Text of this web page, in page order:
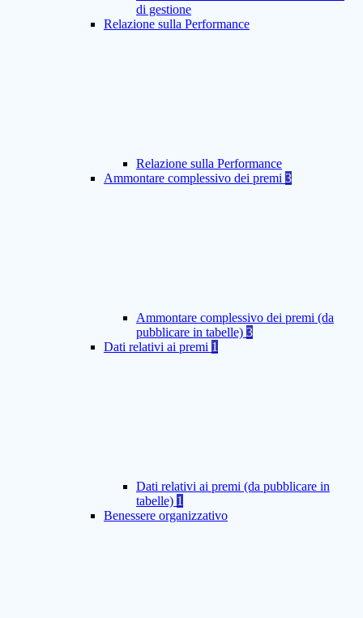
di gestione
Relazione sulla Performance
Relazione sulla Performance
Ammontare complessivo dei premi 3
Ammontare complessivo dei premi (da
pubblicare in tabelle) 3
Dati relativi ai premi 1
Dati relativi ai premi (da pubblicare in
tabelle) 1
Benessere organizzativo